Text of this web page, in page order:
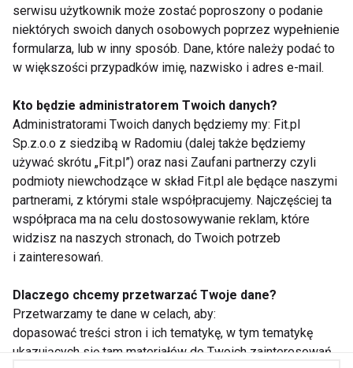
ZAPISZ SIĘ
WSPÓŁPRACA
REDAKCJA
PRYWATNOŚĆ
Newsletter
serwisu użytkownik może zostać poproszony o podanie
niektórych swoich danych osobowych poprzez wypełnienie
formularza, lub w inny sposób. Dane, które należy podać to
w większości przypadków imię, nazwisko i adres e-mail.
Kto będzie administratorem Twoich danych?
Administratorami Twoich danych będziemy my: Fit.pl
Sp.z.o.o z siedzibą w Radomiu (dalej także będziemy
używać skrótu „Fit.pl”) oraz nasi Zaufani partnerzy czyli
podmioty niewchodzące w skład Fit.pl ale będące naszymi
partnerami, z którymi stale współpracujemy. Najczęściej ta
współpraca ma na celu dostosowywanie reklam, które
widzisz na naszych stronach, do Twoich potrzeb
i zainteresowań.
Dlaczego chcemy przetwarzać Twoje dane?
Przetwarzamy te dane w celach, aby:
dopasować treści stron i ich tematykę, w tym tematykę
ukazujących się tam materiałów do Twoich zainteresowań